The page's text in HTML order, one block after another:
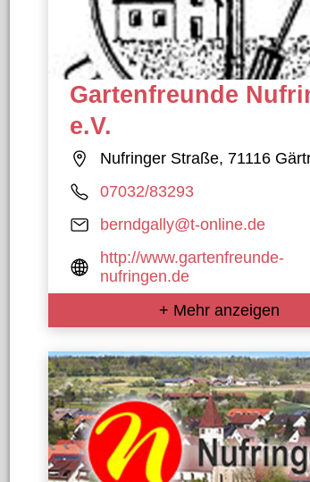
Gartenfreunde
e.V.
Nufringer Straße, 71116
07032/83293
berndgally@t-online.de
http://www.gartenfreunde-
nufringen.de
+ Mehr anzeigen